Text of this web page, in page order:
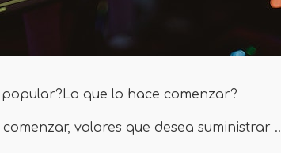
que lo hace comenzar?
valores que desea suministrar ..